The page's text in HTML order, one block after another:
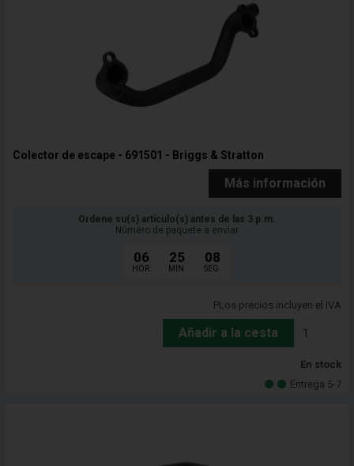
Colector de escape - 691501 - Briggs & Stratton
Más información
Ordene su(s) artículo(s) antes de las 3 p.m.
Número de paquete a enviar
06
HOR.
25
MIN.
06
SEG.
PLos precios incluyen el IVA
Añadir a la cesta
En stock
Entrega 5-7